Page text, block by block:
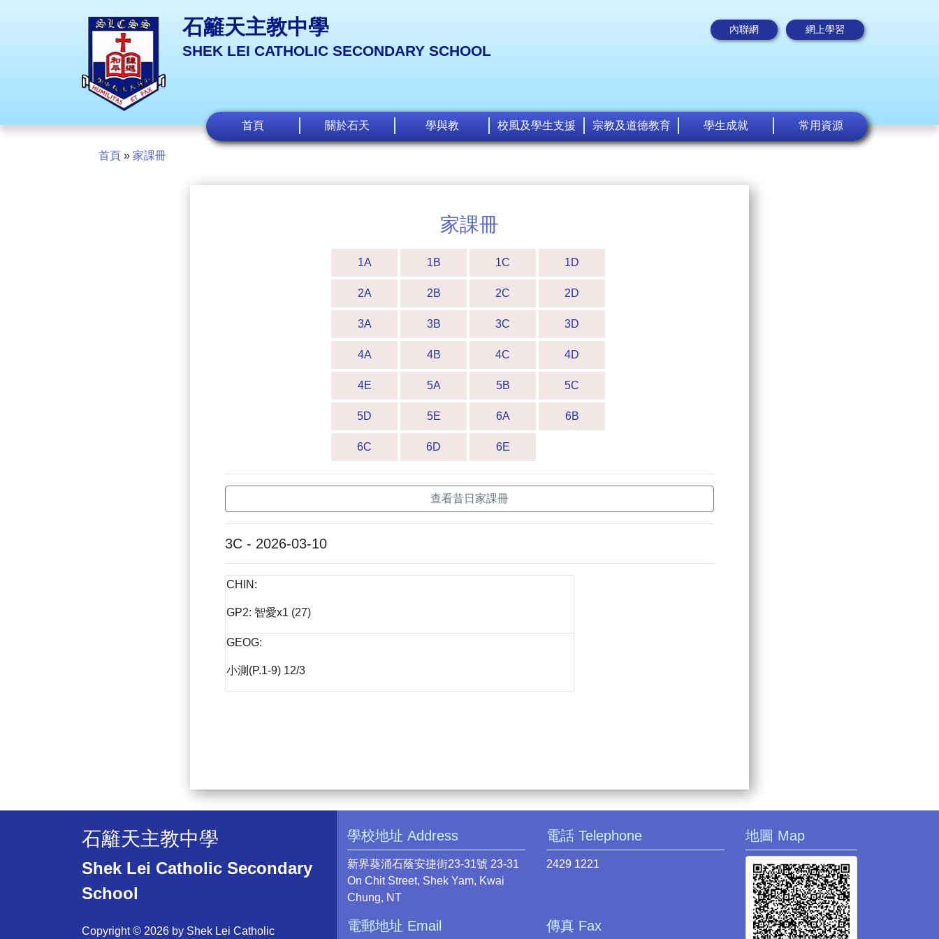
石籬天主教中學
SHEK LEI CATHOLIC SECONDARY SCHOOL
內聯網 網上學習
首頁 關於石天 學與教 校風及學生支援 宗教及道德教育 學生成就 常用資源
首頁 » 家課冊
家課冊
1A 1B 1C 1D
2A 2B 2C 2D
3A 3B 3C 3D
4A 4B 4C 4D
4E 5A 5B 5C
5D 5E 6A 6B
6C 6D 6E
查看昔日家課冊
3C - 2026-03-10
CHIN:
GP2: 智愛x1 (27)
GEOG:
小測(P.1-9) 12/3
石籬天主教中學
Shek Lei Catholic Secondary
School
Copyright © 2026 by Shek Lei Catholic
學校地址 Address
新界葵涌石蔭安捷街23-31號 23-31
On Chit Street, Shek Yam, Kwai
Chung, NT
電話 Telephone
2429 1221
電郵地址 Email 傳真 Fax
地圖 Map